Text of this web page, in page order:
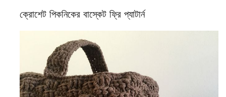
ক্রোশেট পিকনিকের বাস্কেট ফ্রি প্যাটার্ন